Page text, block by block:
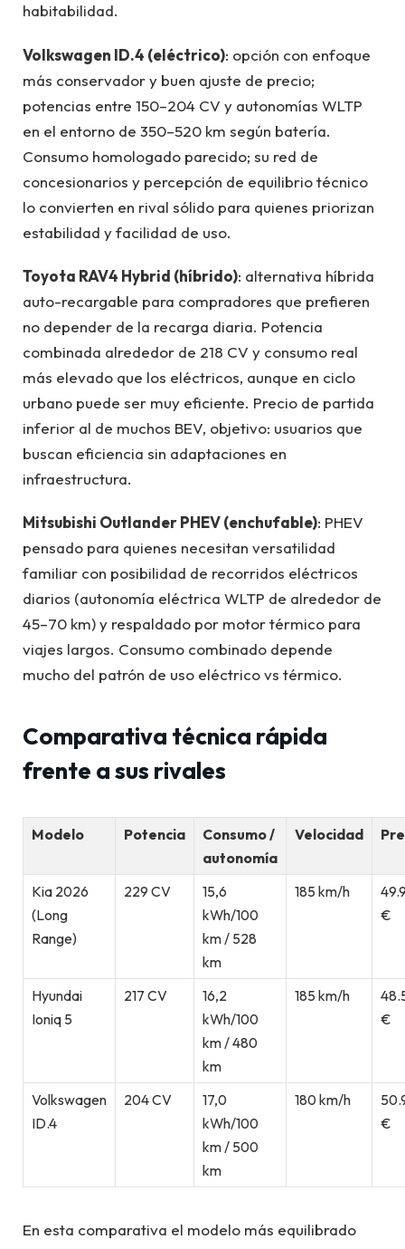
habitabilidad.
Volkswagen ID.4 (eléctrico): opción con enfoque
más conservador y buen ajuste de precio;
potencias entre 150–204 CV y autonomías WLTP
en el entorno de 350–520 km según batería.
Consumo homologado parecido; su red de
concesionarios y percepción de equilibrio técnico
lo convierten en rival sólido para quienes priorizan
estabilidad y facilidad de uso.
Toyota RAV4 Hybrid (híbrido): alternativa híbrida
auto-recargable para compradores que prefieren
no depender de la recarga diaria. Potencia
combinada alrededor de 218 CV y consumo real
más elevado que los eléctricos, aunque en ciclo
urbano puede ser muy eficiente. Precio de partida
inferior al de muchos BEV, objetivo: usuarios que
buscan eficiencia sin adaptaciones en
infraestructura.
Mitsubishi Outlander PHEV (enchufable): PHEV
pensado para quienes necesitan versatilidad
familiar con posibilidad de recorridos eléctricos
diarios (autonomía eléctrica WLTP de alrededor de
45–70 km) y respaldado por motor térmico para
viajes largos. Consumo combinado depende
mucho del patrón de uso eléctrico vs térmico.
Comparativa técnica rápida
frente a sus rivales
Modelo Potencia
Consumo /
autonomía
Velocidad
Kia 2026
(Long
Range)
229 CV
15,6
kWh/100
km / 528
km
185 km/h
€
Hyundai
Ioniq 5
217 CV
16,2
kWh/100
km / 480
km
185 km/h
€
Volkswagen
ID.4
204 CV
17,0
kWh/100
km / 500
km
180 km/h
€
En esta comparativa el modelo más equilibrado